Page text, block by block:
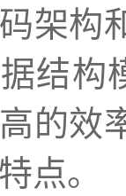
架构
结构
的效
点。